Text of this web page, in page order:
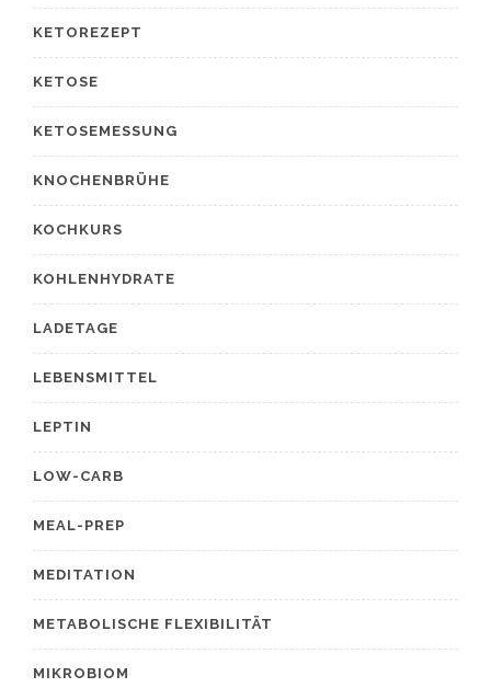
KETOREZEPT
KETOSE
KETOSEMESSUNG
KNOCHENBRÜHE
KOCHKURS
KOHLENHYDRATE
LADETAGE
LEBENSMITTEL
LEPTIN
LOW-CARB
MEAL-PREP
MEDITATION
METABOLISCHE FLEXIBILITÄT
MIKROBIOM